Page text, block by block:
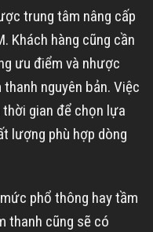
trung tâm nâng cấp
Khách hàng cũng cần
ưu điểm và nhược
nguyên bản. Việc
gian để chọn lựa
lượng phù hợp dòng
phổ thông hay tầm
thanh cũng sẽ có